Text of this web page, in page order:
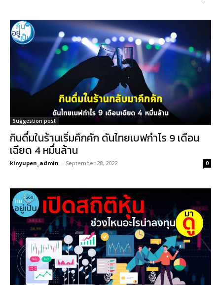
Suggestion post
กินดื่มในร้านเริ่มคึกคัก ดันไทยเบฟกำไร 9 เดือน
เฉียด 4 หมื่นล้าน
kinyupen_admin - September 28, 2022 0